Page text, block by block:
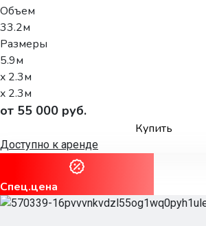
Объем
33.2м
Размеры
5.9м
x 2.3м
x 2.3м
от 55 000 руб.
Купить
Доступно к аренде
Спец.цена